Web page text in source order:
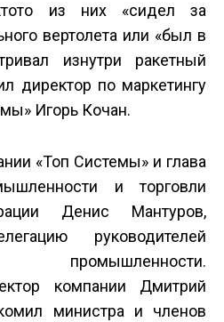
из них «сидел за
вертолета или «был в
изнутри ракетный
директор по маркетингу
Игорь Кочан.
«Топ Системы» и глава
и торговли
Денис Мантуров,
руководителей
промышленности.
компании Дмитрий
министра и членов